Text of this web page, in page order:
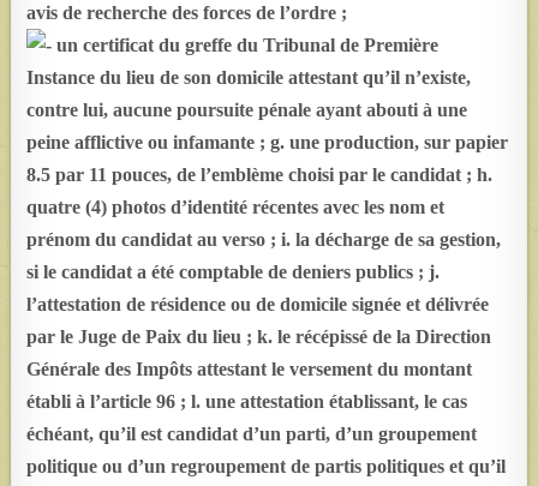
avis de recherche des forces de l’ordre ;
un certificat du greffe du Tribunal de Première
Instance du lieu de son domicile attestant qu’il n’existe,
contre lui, aucune poursuite pénale ayant abouti à une
peine afflictive ou infamante ; g. une production, sur papier
8.5 par 11 pouces, de l’emblème choisi par le candidat ; h.
quatre (4) photos d’identité récentes avec les nom et
prénom du candidat au verso ; i. la décharge de sa gestion,
si le candidat a été comptable de deniers publics ; j.
l’attestation de résidence ou de domicile signée et délivrée
par le Juge de Paix du lieu ; k. le récépissé de la Direction
Générale des Impôts attestant le versement du montant
établi à l’article 96 ; l. une attestation établissant, le cas
échéant, qu’il est candidat d’un parti, d’un groupement
politique ou d’un regroupement de partis politiques et qu’il